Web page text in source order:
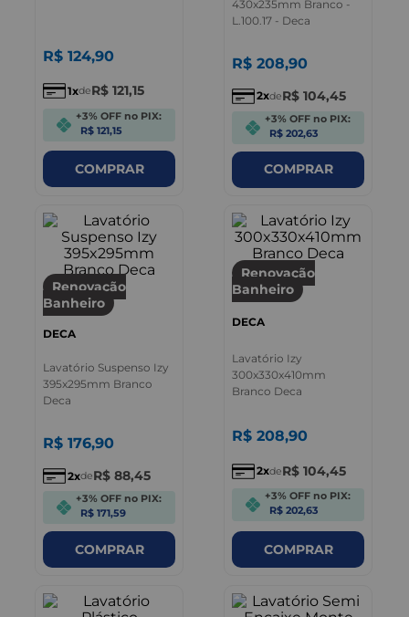
R$ 124,90
1 deR$ 121,15
+3% OFF no PIX:
R$ 121,15
COMPRAR
430x235mm Branco -
L.100.17 - Deca
R$ 208,90
2 deR$ 104,45
+3% OFF no PIX:
R$ 202,63
COMPRAR
Renovação
Banheiro
DECA
Lavatório Suspenso Izy
395x295mm Branco
Deca
R$ 176,90
2 deR$ 88,45
+3% OFF no PIX:
R$ 171,59
COMPRAR
Renovação
Banheiro
DECA
Lavatório Izy
300x330x410mm
Branco Deca
R$ 208,90
2 deR$ 104,45
+3% OFF no PIX:
R$ 202,63
COMPRAR